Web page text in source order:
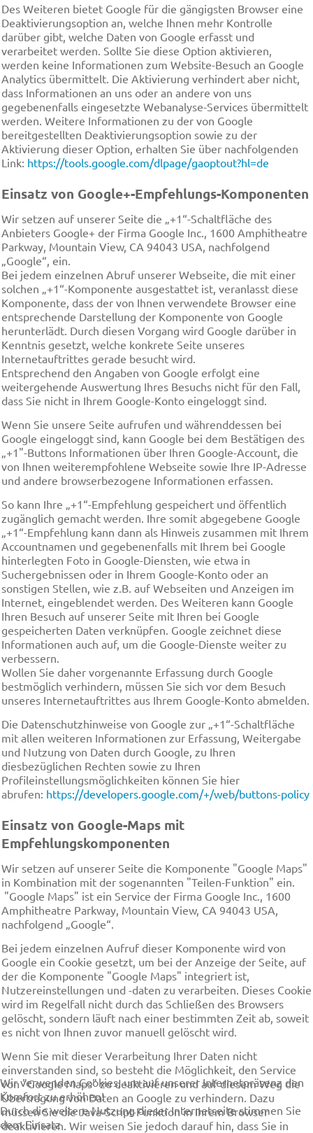
Des Weiteren bietet Google für die gängigsten Browser eine
Deaktivierungsoption an, welche Ihnen mehr Kontrolle
darüber gibt, welche Daten von Google erfasst und
verarbeitet werden. Sollte Sie diese Option aktivieren,
werden keine Informationen zum Website-Besuch an Google
Analytics übermittelt. Die Aktivierung verhindert aber nicht,
dass Informationen an uns oder an andere von uns
gegebenenfalls eingesetzte Webanalyse-Services übermittelt
werden. Weitere Informationen zu der von Google
bereitgestellten Deaktivierungsoption sowie zu der
Aktivierung dieser Option, erhalten Sie über nachfolgenden
Link: https://tools.google.com/dlpage/gaoptout?hl=de
Einsatz von Google+-Empfehlungs-Komponenten
Wir setzen auf unserer Seite die „+1“-Schaltfläche des
Anbieters Google+ der Firma Google Inc., 1600 Amphitheatre
Parkway, Mountain View, CA 94043 USA, nachfolgend
„Google“, ein.
Bei jedem einzelnen Abruf unserer Webseite, die mit einer
solchen „+1“-Komponente ausgestattet ist, veranlasst diese
Komponente, dass der von Ihnen verwendete Browser eine
entsprechende Darstellung der Komponente von Google
herunterlädt. Durch diesen Vorgang wird Google darüber in
Kenntnis gesetzt, welche konkrete Seite unseres
Internetauftrittes gerade besucht wird.
Entsprechend den Angaben von Google erfolgt eine
weitergehende Auswertung Ihres Besuchs nicht für den Fall,
dass Sie nicht in Ihrem Google-Konto eingeloggt sind.
Wenn Sie unsere Seite aufrufen und währenddessen bei
Google eingeloggt sind, kann Google bei dem Bestätigen des
„+1"-Buttons Informationen über Ihren Google-Account, die
von Ihnen weiterempfohlene Webseite sowie Ihre IP-Adresse
und andere browserbezogene Informationen erfassen.
So kann Ihre „+1“-Empfehlung gespeichert und öffentlich
zugänglich gemacht werden. Ihre somit abgegebene Google
„+1“-Empfehlung kann dann als Hinweis zusammen mit Ihrem
Accountnamen und gegebenenfalls mit Ihrem bei Google
hinterlegten Foto in Google-Diensten, wie etwa in
Suchergebnissen oder in Ihrem Google-Konto oder an
sonstigen Stellen, wie z.B. auf Webseiten und Anzeigen im
Internet, eingeblendet werden. Des Weiteren kann Google
Ihren Besuch auf unserer Seite mit Ihren bei Google
gespeicherten Daten verknüpfen. Google zeichnet diese
Informationen auch auf, um die Google-Dienste weiter zu
verbessern.
Wollen Sie daher vorgenannte Erfassung durch Google
bestmöglich verhindern, müssen Sie sich vor dem Besuch
unseres Internetauftrittes aus Ihrem Google-Konto abmelden.
Die Datenschutzhinweise von Google zur „+1“-Schaltfläche
mit allen weiteren Informationen zur Erfassung, Weitergabe
und Nutzung von Daten durch Google, zu Ihren
diesbezüglichen Rechten sowie zu Ihren
Profileinstellungsmöglichkeiten können Sie hier
abrufen: https://developers.google.com/+/web/buttons-policy
Einsatz von Google-Maps mit
Empfehlungskomponenten
Wir setzen auf unserer Seite die Komponente "Google Maps"
in Kombination mit der sogenannten "Teilen-Funktion" ein.
"Google Maps" ist ein Service der Firma Google Inc., 1600
Amphitheatre Parkway, Mountain View, CA 94043 USA,
nachfolgend „Google“.
Bei jedem einzelnen Aufruf dieser Komponente wird von
Google ein Cookie gesetzt, um bei der Anzeige der Seite, auf
der die Komponente "Google Maps" integriert ist,
Nutzereinstellungen und -daten zu verarbeiten. Dieses Cookie
wird im Regelfall nicht durch das Schließen des Browsers
gelöscht, sondern läuft nach einer bestimmten Zeit ab, soweit
es nicht von Ihnen zuvor manuell gelöscht wird.
Wenn Sie mit dieser Verarbeitung Ihrer Daten nicht
einverstanden sind, so besteht die Möglichkeit, den Service
von "Google Maps" zu deaktivieren und auf diesem Weg die
Übertragung von Daten an Google zu verhindern. Dazu
müssen Sie die Java-Script-Funktion in Ihrem Browser
deaktivieren. Wir weisen Sie jedoch darauf hin, dass Sie in
Wir verwenden Cookies, um auf unserer Internetpräsenz den
Komfort zu erhöhen!
Durch die weitere Nutzung dieser Internetseite stimmen Sie
dem Einsatz